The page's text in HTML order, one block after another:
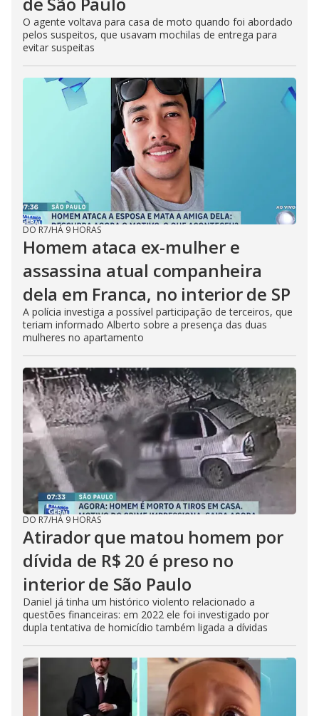
O agente voltava para casa de moto quando foi abordado
pelos suspeitos, que usavam mochilas de entrega para
evitar suspeitas
DO R7/HÁ 9 HORAS
Homem ataca ex-mulher e
assassina atual companheira
dela em Franca, no interior de SP
A polícia investiga a possível participação de terceiros, que
teriam informado Alberto sobre a presença das duas
mulheres no apartamento
DO R7/HÁ 9 HORAS
Atirador que matou homem por
dívida de R$ 20 é preso no
interior de São Paulo
Daniel já tinha um histórico violento relacionado a
questões financeiras: em 2022 ele foi investigado por
dupla tentativa de homicídio também ligada a dívidas